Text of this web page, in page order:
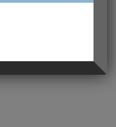
est une recette